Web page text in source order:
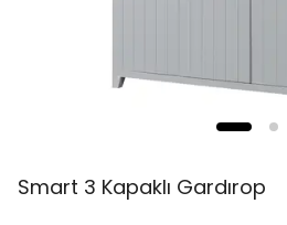
Smart 3 Kapaklı Gardırop